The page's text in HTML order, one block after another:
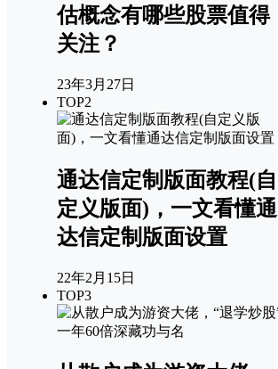
估概念有哪些股票值得
关注？
23年3月27日
TOP2
通达信定制版面教程(自
定义版面)，一文看懂通
达信定制版面设置
22年2月15日
TOP3